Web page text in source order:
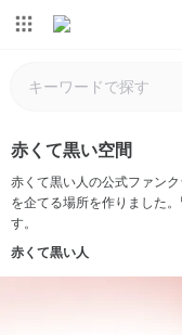
赤くて黒い空間
赤くて黒い人の公式ファン
を企てる場所を作りました
す。
赤くて黒い人